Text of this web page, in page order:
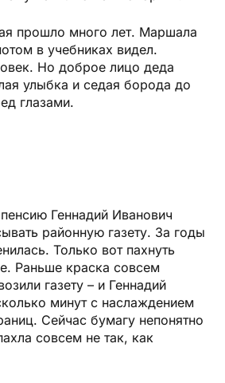
прошло много лет. Маршала
в учебниках видел.
Но доброе лицо деда
улыбка и седая борода до
глазами.
Геннадий Иванович
районную газету. За годы
Только вот пахнуть
Раньше краска совсем
газету – и Геннадий
минут с наслаждением
Сейчас бумагу непонятно
совсем не так, как